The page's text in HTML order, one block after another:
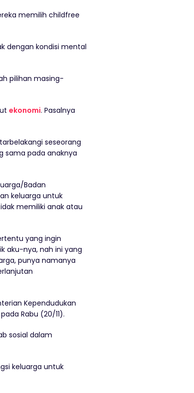
memilih childfree
dengan kondisi mental
pilihan masing-
ekonomi. Pasalnya
seseorang
sama pada anaknya
Badan
keluarga untuk
memiliki anak atau
yang ingin
aku-nya, nah ini yang
punya namanya
Kependudukan
pada Rabu (20/11).
sosial dalam
keluarga untuk